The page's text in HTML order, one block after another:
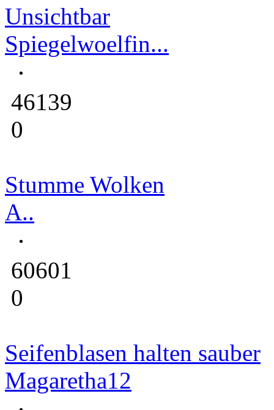
Unsichtbar
Spiegelwoelfin...
46139
0
Stumme Wolken
A..
60601
0
Seifenblasen halten sauber
Magaretha12